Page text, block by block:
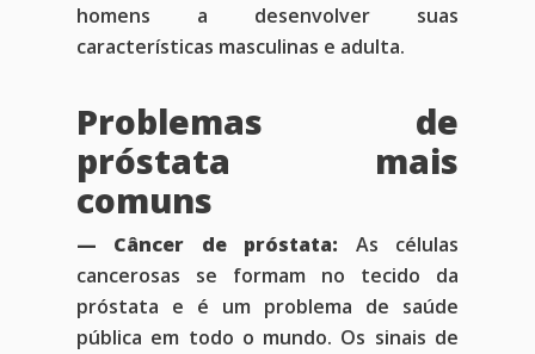
homens a desenvolver suas
características masculinas e adulta.
Problemas de
próstata mais
comuns
— Câncer de próstata: As células
cancerosas se formam no tecido da
próstata e é um problema de saúde
pública em todo o mundo. Os sinais de